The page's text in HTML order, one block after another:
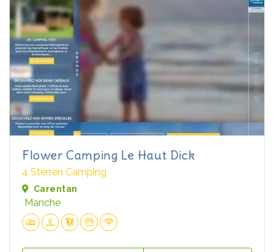
Flower Camping Le Haut Dick
4 Sterren Camping
Carentan
Manche